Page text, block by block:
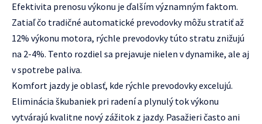
Efektivita prenosu výkonu je ďalším významným faktom.
Zatiaľ čo tradičné automatické prevodovky môžu stratiť až
12% výkonu motora, rýchle prevodovky túto stratu znižujú
na 2-4%. Tento rozdiel sa prejavuje nielen v dynamike, ale aj
v spotrebe paliva.
Komfort jazdy je oblasť, kde rýchle prevodovky excelujú.
Eliminácia škubaniek pri radení a plynulý tok výkonu
vytvárajú kvalitne nový zážitok z jazdy. Pasažieri často ani